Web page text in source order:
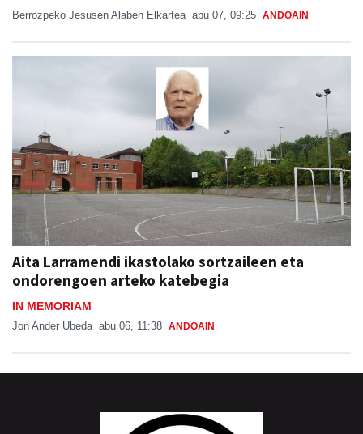
Berrozpeko Jesusen Alaben Elkartea abu 07, 09:25 ANDOAIN
Aita Larramendi ikastolako sortzaileen eta
ondorengoen arteko katebegia
IN MEMORIAM
Jon Ander Ubeda abu 06, 11:38 ANDOAIN